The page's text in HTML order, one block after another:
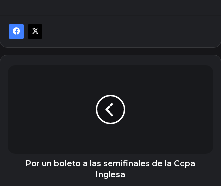
InglesaPor un boleto a las semifinales de la Copa
Inglesa